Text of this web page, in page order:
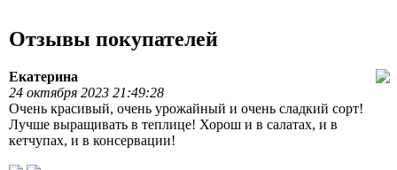
Отзывы покупателей
Екатерина
24 октября 2023 21:49:28
Очень красивый, очень урожайный и очень сладкий сорт!
Лучше выращивать в теплице! Хорош и в салатах, и в
кетчупах, и в консервации!